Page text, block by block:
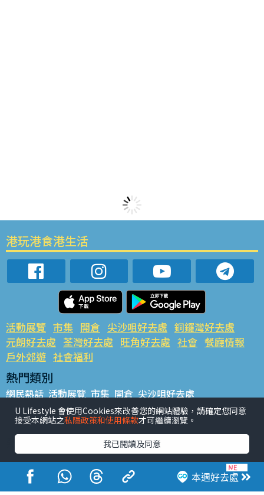
本週好去處
港玩港食港生活
活動展覽 市集 開倉 尖沙咀好去處 銅鑼灣好去處
元朗好去處 荃灣好去處 旺角好去處 社會 餐廳情報
戶外郊遊 社會福利
熱門類別
網民熱話 活動展覽 市集 開倉 尖沙咀好去處
銅鑼灣好去處 元朗好去處 荃灣好去處 旺角好去處 社會
餐廳情報 戶外郊遊
熱門標籤
#UGO搵好去處 #人氣活動推介 #美食社群熱話
#親子玩樂好去處
#ULifestyle應用程式
#限時搶
#UJetso禮物放送
#ULifestyle商戶中心 #著數 #網絡熱話
U Lifestyle 會使用Cookies來改善您的網站體驗，請確定您同意
接受本網站之私隱政策和使用條款才可繼續瀏覽。
我已閱讀及同意